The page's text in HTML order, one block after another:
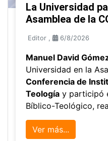
La Universidad
Asamblea de la
Editor , 6/8/2026
Manuel David
Universidad en la
Conferencia de
Teología y participó
Bíblico-Teológico,
Ver más...